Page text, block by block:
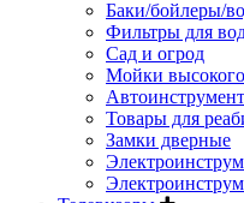
Баки/бойлеры/
Фильтры для
Сад и огрод
Мойки
Автоинструмент
Товары для
Замки дверные